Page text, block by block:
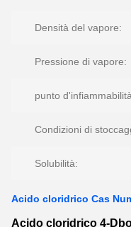
Densità del vapore:
Pressione di vapore:
punto
Condizioni di
Solubilità:
Acido cloridrico Cas
Acido cloridrico 4-